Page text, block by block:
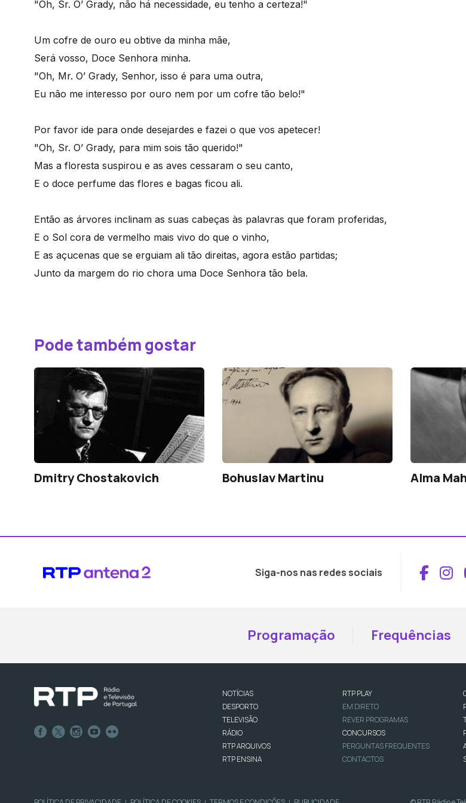
"Oh, Sr. O’ Grady, não há necessidade, eu tenho a certeza!"
Um cofre de ouro eu obtive da minha mãe,
Será vosso, Doce Senhora minha.
"Oh, Mr. O’ Grady, Senhor, isso é para uma outra,
Eu não me interesso por ouro nem por um cofre tão belo!"
Por favor ide para onde desejardes e fazei o que vos apetecer!
"Oh, Sr. O’ Grady, para mim sois tão querido!"
Mas a floresta suspirou e as aves cessaram o seu canto,
E o doce perfume das flores e bagas ficou ali.
Então as árvores inclinam as suas cabeças às palavras que foram proferidas,
E o Sol cora de vermelho mais vivo do que o vinho,
E as açucenas que se erguiam ali tão direitas, agora estão partidas;
Junto da margem do rio chora uma Doce Senhora tão bela.
Pode também gostar
Dmitry Chostakovich Bohuslav Martinu Alma
Siga-nos nas redes sociais
Programação Frequências
NOTÍCIAS
DESPORTO
TELEVISÃO
RÁDIO
RTP ARQUIVOS
RTP ENSINA
RTP PLAY
EM DIRETO
REVER PROGRAMAS
CONCURSOS
PERGUNTAS FREQUENTES
CONTACTOS